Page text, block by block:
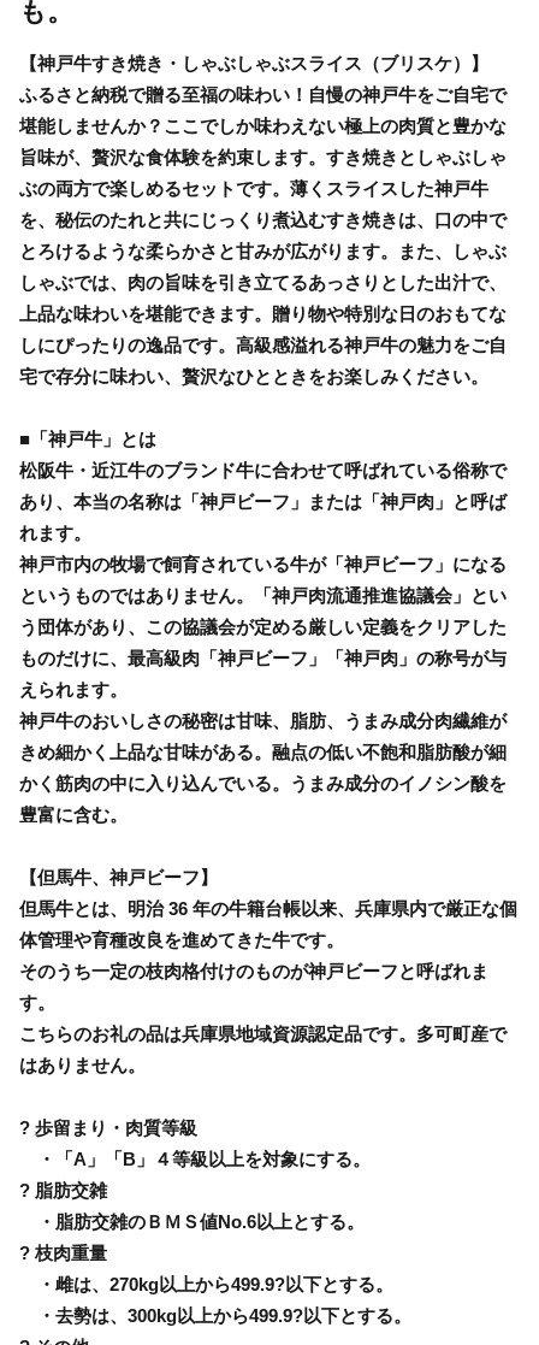
も。
【神戸牛すき焼き・しゃぶしゃぶスライス（ブリスケ）】
ふるさと納税で贈る至福の味わい！自慢の神戸牛をご自宅で
堪能しませんか？ここでしか味わえない極上の肉質と豊かな
旨味が、贅沢な食体験を約束します。すき焼きとしゃぶしゃ
ぶの両方で楽しめるセットです。薄くスライスした神戸牛
を、秘伝のたれと共にじっくり煮込むすき焼きは、口の中で
とろけるような柔らかさと甘みが広がります。また、しゃぶ
しゃぶでは、肉の旨味を引き立てるあっさりとした出汁で、
上品な味わいを堪能できます。贈り物や特別な日のおもてな
しにぴったりの逸品です。高級感溢れる神戸牛の魅力をご自
宅で存分に味わい、贅沢なひとときをお楽しみください。
■「神戸牛」とは
松阪牛・近江牛のブランド牛に合わせて呼ばれている俗称で
あり、本当の名称は「神戸ビーフ」または「神戸肉」と呼ば
れます。
神戸市内の牧場で飼育されている牛が「神戸ビーフ」になる
というものではありません。「神戸肉流通推進協議会」とい
う団体があり、この協議会が定める厳しい定義をクリアした
ものだけに、最高級肉「神戸ビーフ」「神戸肉」の称号が与
えられます。
神戸牛のおいしさの秘密は甘味、脂肪、うまみ成分肉繊維が
きめ細かく上品な甘味がある。融点の低い不飽和脂肪酸が細
かく筋肉の中に入り込んでいる。うまみ成分のイノシン酸を
豊富に含む。
【但馬牛、神戸ビーフ】
但馬牛とは、明治 36 年の牛籍台帳以来、兵庫県内で厳正な個
体管理や育種改良を進めてきた牛です。
そのうち一定の枝肉格付けのものが神戸ビーフと呼ばれま
す。
こちらのお礼の品は兵庫県地域資源認定品です。多可町産で
はありません。
? 歩留まり・肉質等級
・「A」「B」４等級以上を対象にする。
? 脂肪交雑
・脂肪交雑のＢＭＳ値No.6以上とする。
? 枝肉重量
・雌は、270kg以上から499.9?以下とする。
・去勢は、300kg以上から499.9?以下とする。